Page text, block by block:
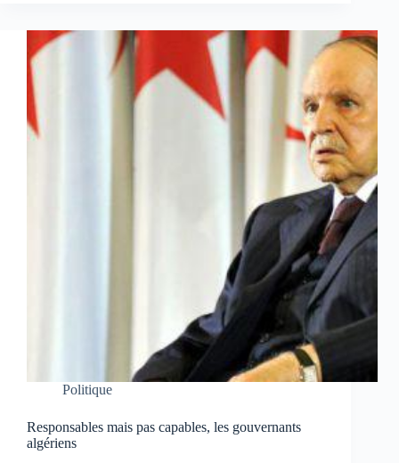
Politique
Responsables mais pas capables, les gouvernants
algériens